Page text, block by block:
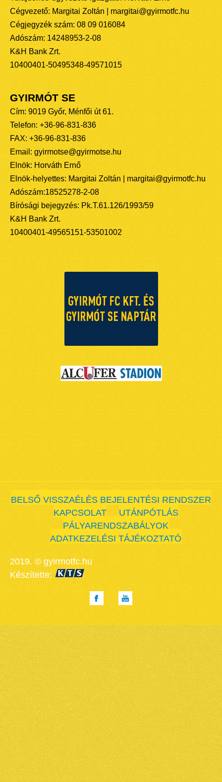
Cégvezető: Margitai Zoltán | margitai@gyirmotfc.hu
Cégjegyzék szám: 08 09 016084
Adószám: 14248953-2-08
K&H Bank Zrt.
10400401-50495348-49571015
GYIRMÓT SE
Cím: 9019 Győr, Ménfői út 61.
Telefon: +36-96-831-836
FAX: +36-96-831-836
Email: gyirmotse@gyirmotse.hu
Elnök: Horváth Ernő
Elnök-helyettes: Margitai Zoltán | margitai@gyirmotfc.hu
Adószám:18525278-2-08
Bírósági bejegyzés: Pk.T.61.126/1993/59
K&H Bank Zrt.
10400401-49565151-53501002
BELSŐ VISSZAÉLÉS BEJELENTÉSI RENDSZER
KAPCSOLAT
UTÁNPÓTLÁS
PÁLYARENDSZABÁLYOK
ADATKEZELÉSI TÁJÉKOZTATÓ
2019. © gyirmotfc.hu
Készítette: